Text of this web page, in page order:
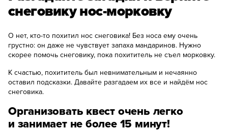
снеговику нос-морковку
О нет, кто-то похитил нос снеговика! Без носа ему очень
грустно: он даже не чувствует запаха мандаринов. Нужно
скорее помочь снеговику, пока похититель не съел морковку.
К счастью, похититель был невнимательным и нечаянно
оставил подсказки. Давайте разгадаем их все и найдём нос
снеговика.
Организовать квест очень легко
и занимает не более 15 минут!